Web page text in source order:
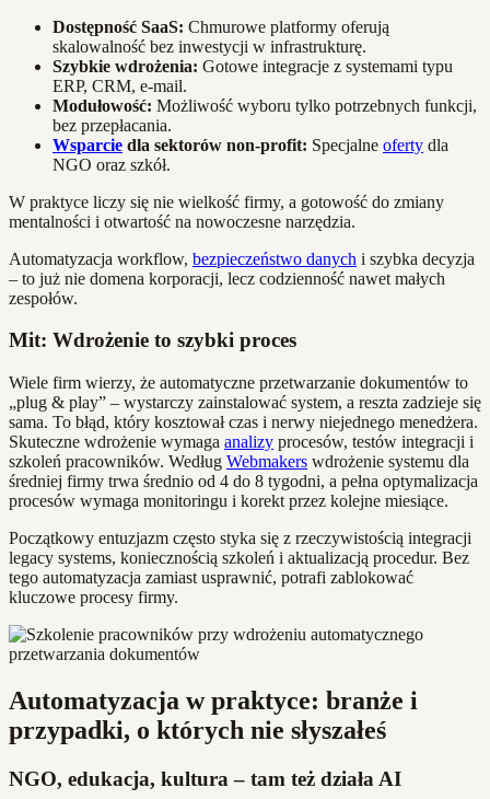
Dostępność SaaS: Chmurowe platformy oferują
skalowalność bez inwestycji w infrastrukturę.
Szybkie wdrożenia: Gotowe integracje z systemami typu
ERP, CRM, e-mail.
Modułowość: Możliwość wyboru tylko potrzebnych funkcji,
bez przepłacania.
Wsparcie dla sektorów non-profit: Specjalne oferty dla
NGO oraz szkół.
W praktyce liczy się nie wielkość firmy, a gotowość do zmiany
mentalności i otwartość na nowoczesne narzędzia.
Automatyzacja workflow, bezpieczeństwo danych i szybka decyzja
– to już nie domena korporacji, lecz codzienność nawet małych
zespołów.
Mit: Wdrożenie to szybki proces
Wiele firm wierzy, że automatyczne przetwarzanie dokumentów to
„plug & play” – wystarczy zainstalować system, a reszta zadzieje się
sama. To błąd, który kosztował czas i nerwy niejednego menedżera.
Skuteczne wdrożenie wymaga analizy procesów, testów integracji i
szkoleń pracowników. Według Webmakers wdrożenie systemu dla
średniej firmy trwa średnio od 4 do 8 tygodni, a pełna optymalizacja
procesów wymaga monitoringu i korekt przez kolejne miesiące.
Początkowy entuzjazm często styka się z rzeczywistością integracji
legacy systems, koniecznością szkoleń i aktualizacją procedur. Bez
tego automatyzacja zamiast usprawnić, potrafi zablokować
kluczowe procesy firmy.
Automatyzacja w praktyce: branże i
przypadki, o których nie słyszałeś
NGO, edukacja, kultura – tam też działa AI